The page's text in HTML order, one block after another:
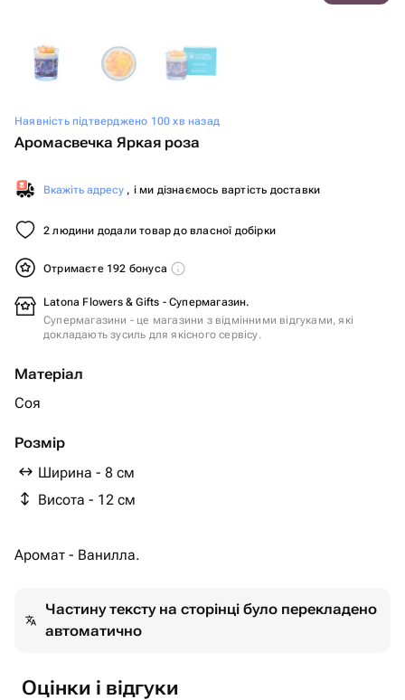
Наявність підтверджено 100 хв назад
Аромасвечка Яркая роза
Вкажіть адресу , і ми дізнаємось вартість доставки
2 людини додали товар до власної добірки
Отримаєте 192 бонуса
Latona Flowers & Gifts - Супермагазин.
Супермагазини - це магазини з відмінними відгуками, які
докладають зусиль для якісного сервісу.
Матеріал
Соя
Розмір
Ширина - 8 см
Висота - 12 см
Аромат - Ванилла.
Частину тексту на сторінці було перекладено
автоматично
Оцінки і відгуки